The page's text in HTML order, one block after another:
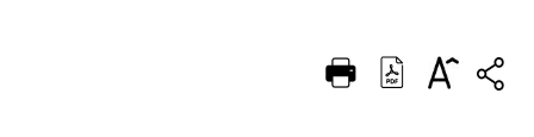
DEUTSCH